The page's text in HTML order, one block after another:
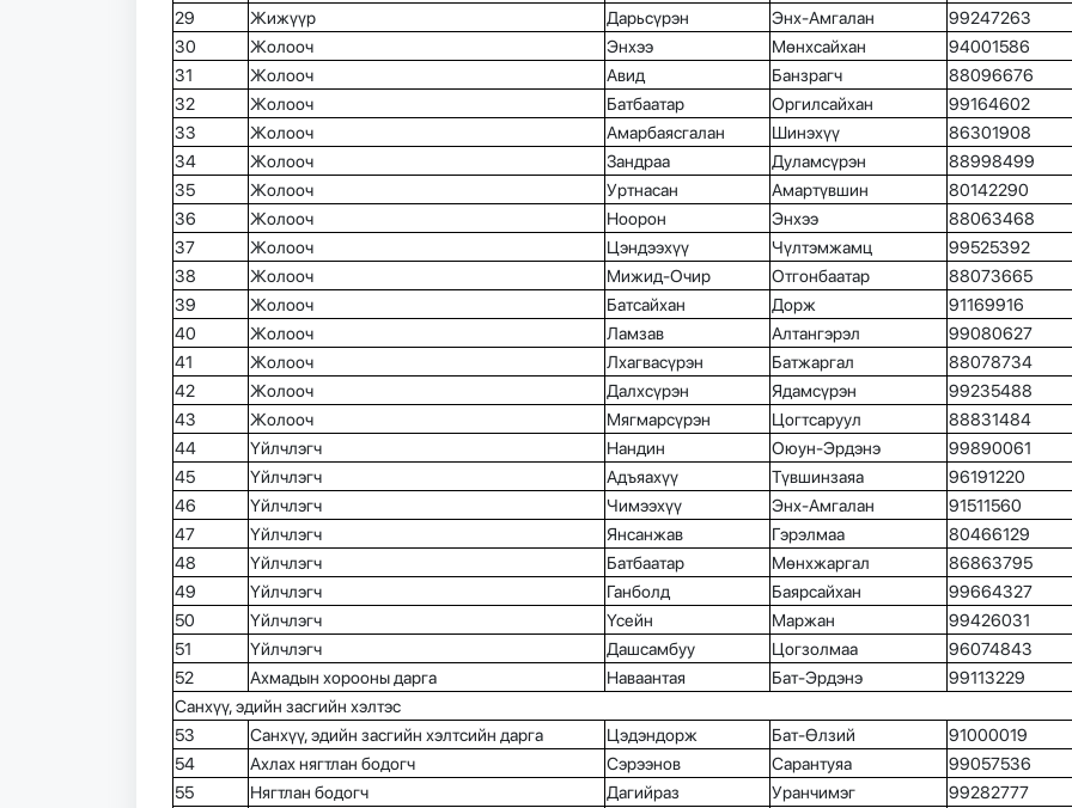
29
Жижүүр Дарьсүрэн Энх-Амгалан
99247263
30
Жолооч Энхээ Мөнхсайхан
94001586
31
Жолооч Авид Банзрагч
88096676
32
Жолооч Батбаатар Оргилсайхан
99164602
33
Жолооч Амарбаясгалан Шинэхүү
86301908
34
Жолооч Зандраа Дуламсүрэн
88998499
35
Жолооч Уртнасан Амартүвшин
80142290
36
Жолооч Ноорон Энхээ
88063468
37
Жолооч Цэндээхүү Чүлтэмжамц
99525392
38
Жолооч Мижид-Очир Отгонбаатар
88073665
39
Жолооч Батсайхан Дорж
91169916
40
Жолооч Ламзав Алтангэрэл
99080627
41
Жолооч Лхагвасүрэн Батжаргал
88078734
42
Жолооч Далхсүрэн Ядамсүрэн
99235488
43
Жолооч Мягмарсүрэн Цогтсаруул
88831484
44
Үйлчлэгч Нандин Оюун-Эрдэнэ
99890061
45
Үйлчлэгч Адъяахүү Түвшинзаяа
96191220
46
Үйлчлэгч Чимээхүү Энх-Амгалан
91511560
47
Үйлчлэгч Янсанжав Гэрэлмаа
80466129
48
Үйлчлэгч Батбаатар Мөнхжаргал
86863795
49
Үйлчлэгч Ганболд Баярсайхан
99664327
50
Үйлчлэгч Үсейн Маржан
99426031
51
Үйлчлэгч Дашсамбуу Цогзолмаа
96074843
52
Ахмадын хорооны дарга Наваантая Бат-Эрдэнэ
99113229
Санхүү, эдийн засгийн хэлтэс
53
Санхүү, эдийн засгийн хэлтсийн дарга Цэдэндорж Бат-Өлзий
91000019
54
Ахлах нягтлан бодогч Сэрээнов Сарантуяа
99057536
55
Нягтлан бодогч Дагийраз Уранчимэг
99282777